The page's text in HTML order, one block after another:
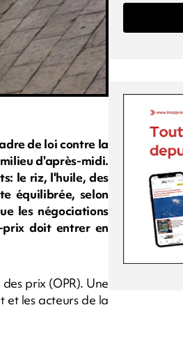
de loi contre la
d'après-midi.
le riz, l'huile, des
équilibrée, selon
les négociations
doit entrer en
prix (OPR). Une
et les acteurs de la